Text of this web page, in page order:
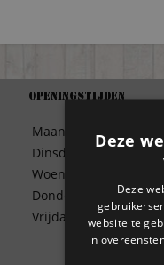
Openingstijden
Maandag
Dinsdag
Woensdag
Donderdag
Vrijdag
09:30 –
09:30 –
09:30 –
09:30 –
Deze
Deze
website te
in